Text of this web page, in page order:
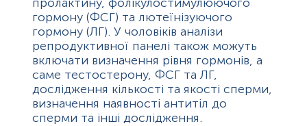
гормону (ФСГ) та лютеїнізуючого
гормону (ЛГ). У чоловіків аналізи
репродуктивної панелі також можуть
включати визначення рівня гормонів, а
саме тестостерону, ФСГ та ЛГ,
дослідження кількості та якості сперми,
визначення наявності антитіл до
сперми та інші дослідження.